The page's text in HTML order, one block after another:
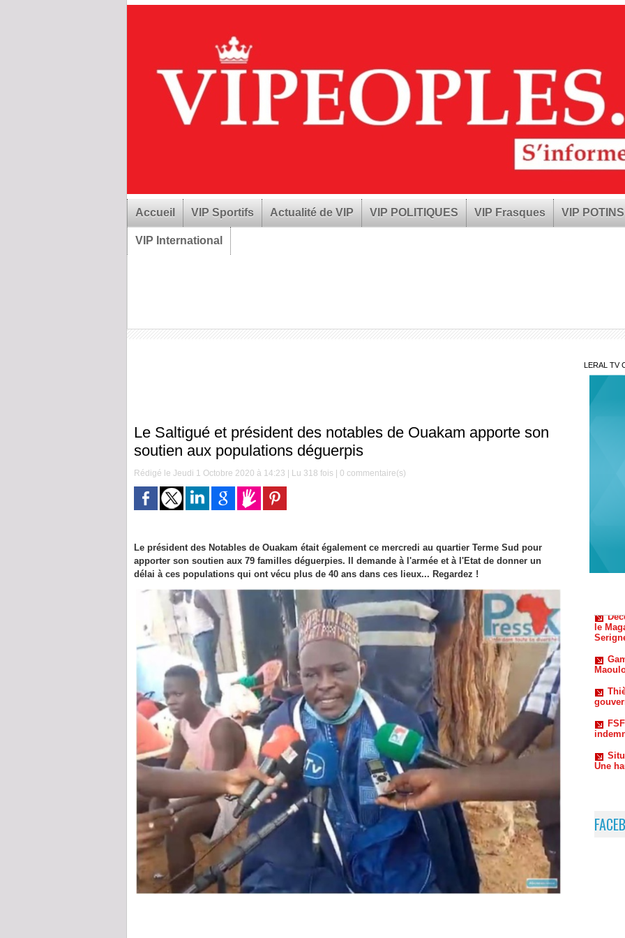
Accueil VIP Sportifs Actualité de VIP VIP POLITIQUES VIP Frasques VIP POTINS
VIP International
Le Saltigué et président des notables de Ouakam apporte son
soutien aux populations déguerpis
Rédigé le Jeudi 1 Octobre 2020 à 14:23 | Lu 318 fois | 0 commentaire(s)
Le président des Notables de Ouakam était également ce mercredi au quartier Terme Sud pour
apporter son soutien aux 79 familles déguerpies. Il demande à l'armée et à l'Etat de donner un
délai à ces populations qui ont vécu plus de 40 ans dans ces lieux... Regardez !
LERAL TV
Une